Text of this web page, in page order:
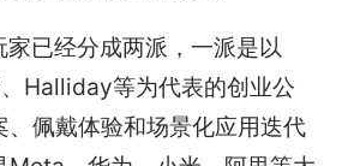
家已经分成两派，一派是以
Halliday等为代表的创业公
、佩戴体验和场景化应用迭代